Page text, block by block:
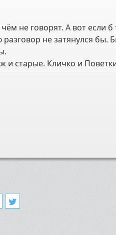
не говорят. А вот если б
разговор не затянулся бы.
и старые. Кличко и